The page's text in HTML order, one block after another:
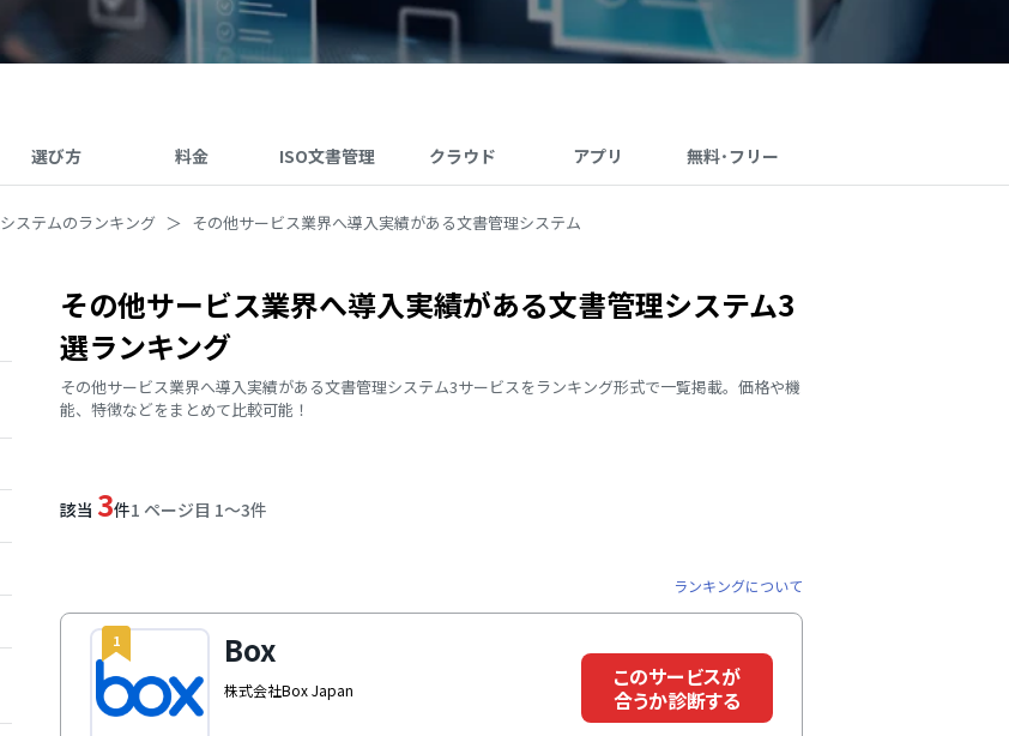
選び方 料金 ISO文書管理 クラウド アプリ 無料･フリー
ステムのランキング その他サービス業界へ導入実績がある文書管理システム
その他サービス業界へ導入実績がある文書管理システム3
選ランキング
その他サービス業界へ導入実績がある文書管理システム3サービスをランキング形式で一覧掲載。価格や機
能、特徴などをまとめて比較可能！
該当 3件1 ページ目 1〜3件
ランキングについて
1 Box
株式会社Box Japan
このサービスが
合うか診断する